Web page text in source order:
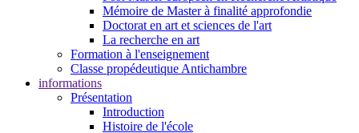
Mémoire de Master à finalité approfondie
Doctorat en art et sciences de l'art
La recherche en art
Formation à l'enseignement
Classe propédeutique Antichambre
informations
Présentation
Introduction
Histoire de l'école